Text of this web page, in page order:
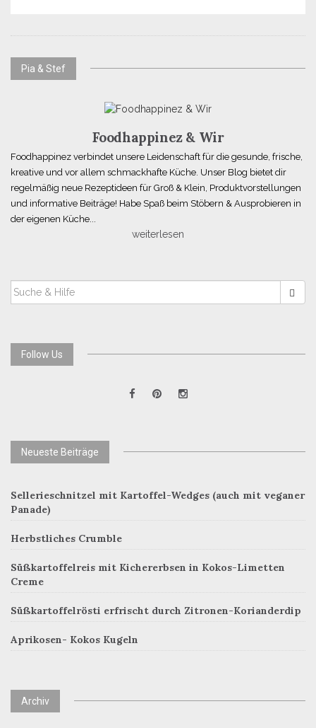
Pia & Stef
Foodhappinez & Wir
Foodhappinez verbindet unsere Leidenschaft für die gesunde, frische,
kreative und vor allem schmackhafte Küche. Unser Blog bietet dir
regelmäßig neue Rezeptideen für Groß & Klein, Produktvorstellungen
und informative Beiträge! Habe Spaß beim Stöbern & Ausprobieren in
der eigenen Küche...
weiterlesen
SUCHEN
NACH:
Follow Us
Neueste Beiträge
Sellerieschnitzel mit Kartoffel-Wedges (auch mit veganer
Panade)
Herbstliches Crumble
Süßkartoffelreis mit Kichererbsen in Kokos-Limetten
Creme
Süßkartoffelrösti erfrischt durch Zitronen-Korianderdip
Aprikosen- Kokos Kugeln
Archiv